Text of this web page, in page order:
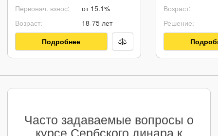
Первонач. взнос:
Возраст:
от 15.1%
18-75 лет
Подробнее
Возраст:
Решение:
Часто задаваемые вопросы о
курсе Сербского динара к